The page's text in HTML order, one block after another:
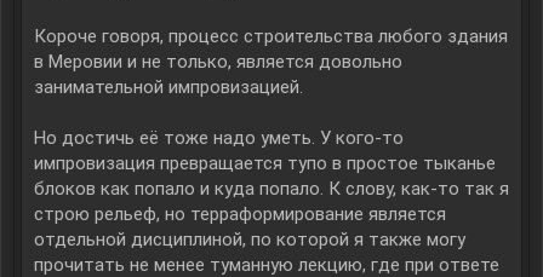
Короче говоря, процесс строительства любого здания
в Меровии и не только, является довольно
занимательной импровизацией.
Но достичь её тоже надо уметь. У кого-то
импровизация превращается тупо в простое тыканье
блоков как попало и куда попало. К слову, как-то так я
строю рельеф, но терраформирование является
отдельной дисциплиной, по которой я также могу
прочитать не менее туманную лекцию, где при ответе